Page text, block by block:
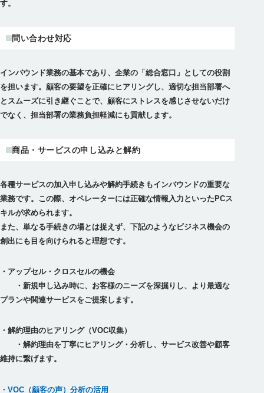
す。
問い合わせ対応
インバウンド業務の基本であり、企業の「総合窓口」としての役割
を担います。顧客の要望を正確にヒアリングし、適切な担当部署へ
とスムーズに引き継ぐことで、顧客にストレスを感じさせないだけ
でなく、担当部署の業務負担軽減にも貢献します。
商品・サービスの申し込みと解約
各種サービスの加入申し込みや解約手続きもインバウンドの重要な
業務です。この際、オペレーターには正確な情報入力といったPCス
キルが求められます。
また、単なる手続きの場とは捉えず、下記のようなビジネス機会の
・アップセル・クロスセルの機会
・新規申し込み時に、お客様のニーズを深掘りし、より最適な
・解約理由のヒアリング（VOC収集）
・解約理由を丁寧にヒアリング・分析し、サービス改善や顧客
維持に繋げます。
・VOC（顧客の声）分析の活用